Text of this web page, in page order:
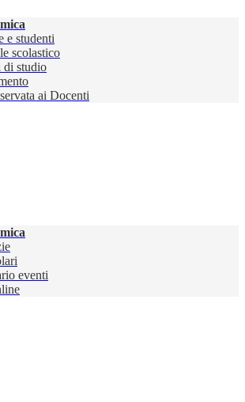
e studenti
scolastico
di studio
ai Docenti
eventi